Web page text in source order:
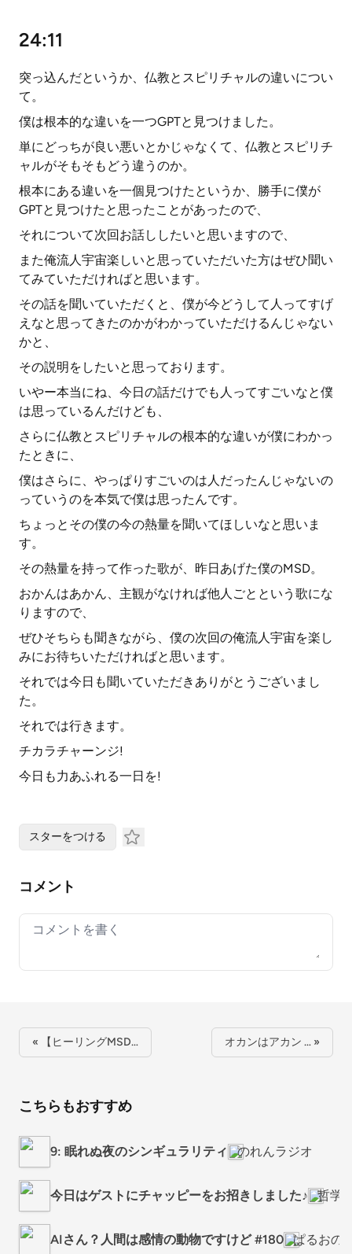
24:11
突っ込んだというか、仏教とスピリチャルの違いについ
て。
僕は根本的な違いを一つGPTと見つけました。
単にどっちが良い悪いとかじゃなくて、仏教とスピリチ
ャルがそもそもどう違うのか。
根本にある違いを一個見つけたというか、勝手に僕が
GPTと見つけたと思ったことがあったので、
それについて次回お話ししたいと思いますので、
また俺流人宇宙楽しいと思っていただいた方はぜひ聞い
てみていただければと思います。
その話を聞いていただくと、僕が今どうして人ってすげ
えなと思ってきたのかがわかっていただけるんじゃない
かと、
その説明をしたいと思っております。
いやー本当にね、今日の話だけでも人ってすごいなと僕
は思っているんだけども、
さらに仏教とスピリチャルの根本的な違いが僕にわかっ
たときに、
僕はさらに、やっぱりすごいのは人だったんじゃないの
っていうのを本気で僕は思ったんです。
ちょっとその僕の今の熱量を聞いてほしいなと思いま
す。
その熱量を持って作った歌が、昨日あげた僕のMSD。
おかんはあかん、主観がなければ他人ごとという歌にな
りますので、
ぜひそちらも聞きながら、僕の次回の俺流人宇宙を楽し
みにお待ちいただければと思います。
それでは今日も聞いていただきありがとうございまし
た。
それでは行きます。
チカラチャーンジ!
今日も力あふれる一日を!
スターをつける
コメント
Your comment
« 【ヒーリングMSD… オカンはアカン … »
こちらもおすすめ
9: 眠れぬ夜のシンギュラリティ のれんラジオ
今日はゲストにチャッピーをお招きしました♪ 哲学
AIさん？人間は感情の動物ですけど #180 ぱるおの